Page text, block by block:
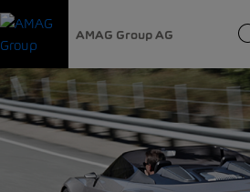
AMAG Group AG